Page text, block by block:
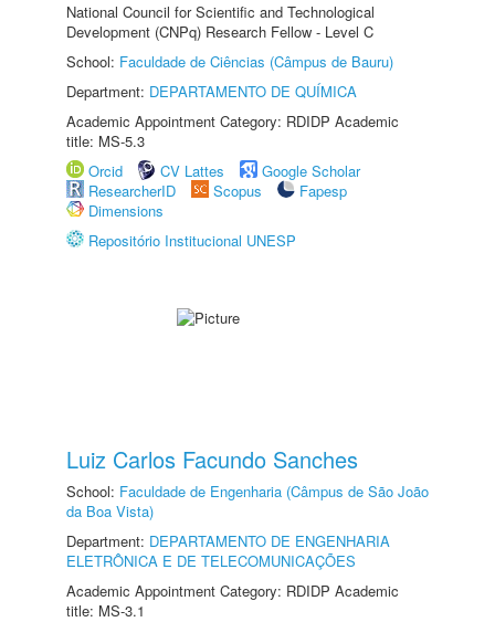
National Council for Scientific and Technological
Development (CNPq) Research Fellow - Level C
School: Faculdade de Ciências (Câmpus de Bauru)
Department: DEPARTAMENTO DE QUÍMICA
Academic Appointment Category: RDIDP Academic
title: MS-5.3
Orcid
CV Lattes
Google Scholar
ResearcherID
Scopus
Fapesp
Dimensions
Repositório Institucional UNESP
Luiz Carlos Facundo Sanches
School: Faculdade de Engenharia (Câmpus de São João
da Boa Vista)
Department: DEPARTAMENTO DE ENGENHARIA
ELETRÔNICA E DE TELECOMUNICAÇÕES
Academic Appointment Category: RDIDP Academic
title: MS-3.1